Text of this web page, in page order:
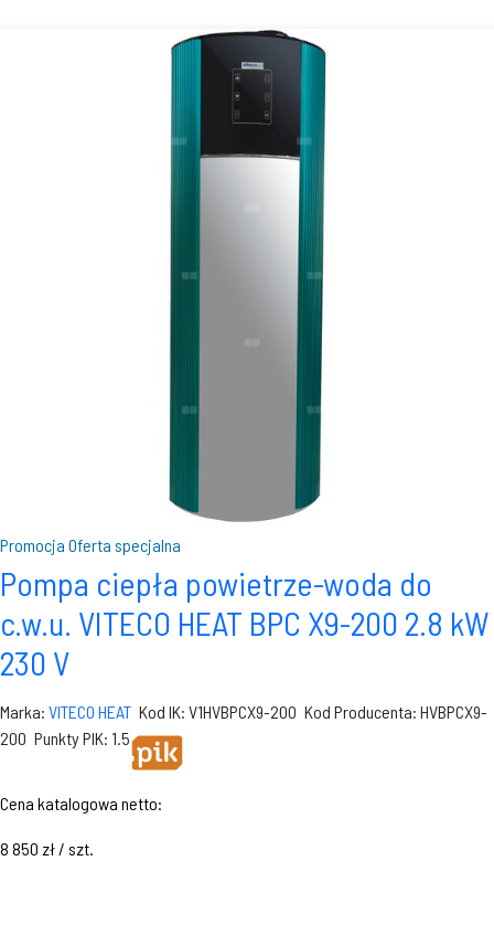
Promocja Oferta specjalna
Pompa ciepła powietrze-woda do
c.w.u. VITECO HEAT BPC X9-200 2.8 kW
230 V
Marka: VITECO HEAT Kod IK: V1HVBPCX9-200 Kod Producenta: HVBPCX9-
200 Punkty PIK: 1.5
Cena katalogowa netto:
8 850 zł / szt.